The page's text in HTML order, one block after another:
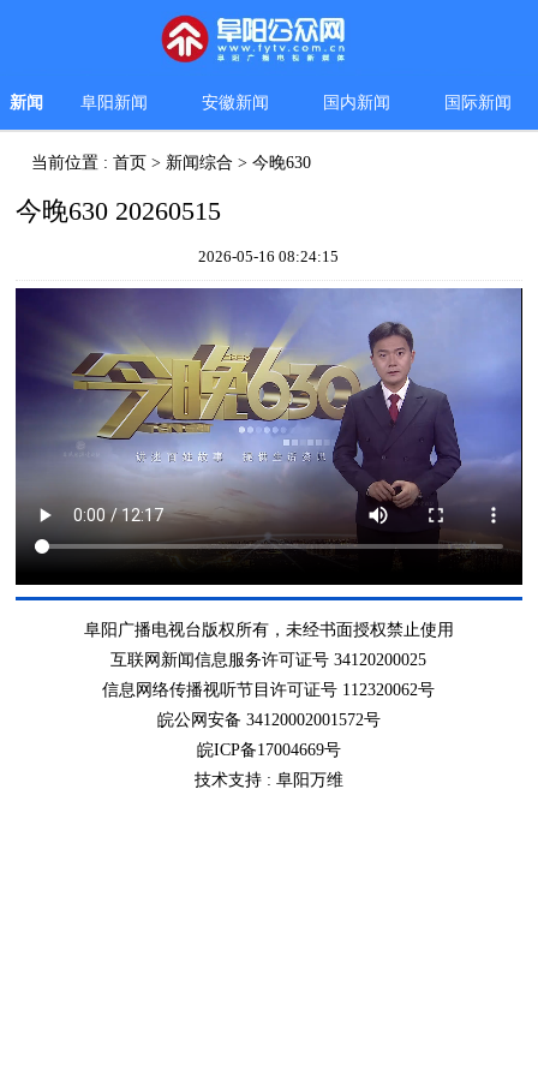
新闻 阜阳新闻 安徽新闻 国内新闻 国际新闻
当前位置 :首页 > 新闻综合 >今晚630
今晚630 20260515
2026-05-16 08:24:15
阜阳广播电视台版权所有，未经书面授权禁止使用
互联网新闻信息服务许可证号 34120200025
信息网络传播视听节目许可证号 112320062号
皖公网安备 34120002001572号
皖ICP备17004669号
技术支持 : 阜阳万维